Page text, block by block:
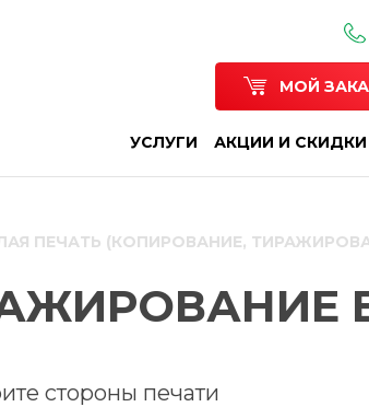
МОЙ
УСЛУГИ АКЦИИ И СКИДКИ
ПЕЧАТЬ (КОПИРОВАНИЕ,
стороны печати